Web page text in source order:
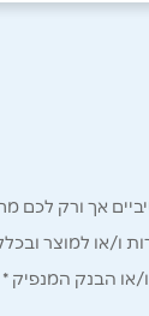
ו/או למוצר
המנפיק *